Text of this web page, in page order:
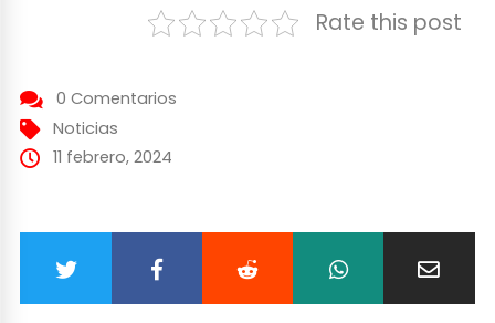
Rate this post
0 Comentarios
Noticias
11 febrero, 2024